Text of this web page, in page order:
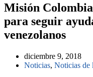
Misión
para seguir
venezolanos
diciembre 9, 2018
Noticias, Noticias de